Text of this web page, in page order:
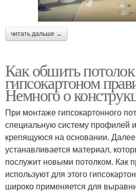
читать дальше →
Как обшить потолок
гипсокартоном
Немного о
При монтаже гипсокартонного
специальную систему профилей
крепящуюся на основании. Далее
устанавливается материал,
послужит новыми потолком. Как
используют для этого
широко применяется для